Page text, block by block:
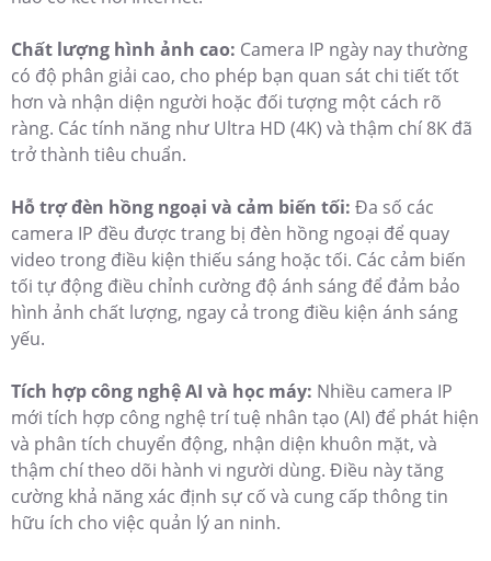
Chất lượng hình ảnh cao: Camera IP ngày nay thường
có độ phân giải cao, cho phép bạn quan sát chi tiết tốt
hơn và nhận diện người hoặc đối tượng một cách rõ
ràng. Các tính năng như Ultra HD (4K) và thậm chí 8K đã
trở thành tiêu chuẩn.
Hỗ trợ đèn hồng ngoại và cảm biến tối: Đa số các
camera IP đều được trang bị đèn hồng ngoại để quay
video trong điều kiện thiếu sáng hoặc tối. Các cảm biến
tối tự động điều chỉnh cường độ ánh sáng để đảm bảo
hình ảnh chất lượng, ngay cả trong điều kiện ánh sáng
yếu.
Tích hợp công nghệ AI và học máy: Nhiều camera IP
mới tích hợp công nghệ trí tuệ nhân tạo (AI) để phát hiện
và phân tích chuyển động, nhận diện khuôn mặt, và
thậm chí theo dõi hành vi người dùng. Điều này tăng
cường khả năng xác định sự cố và cung cấp thông tin
hữu ích cho việc quản lý an ninh.